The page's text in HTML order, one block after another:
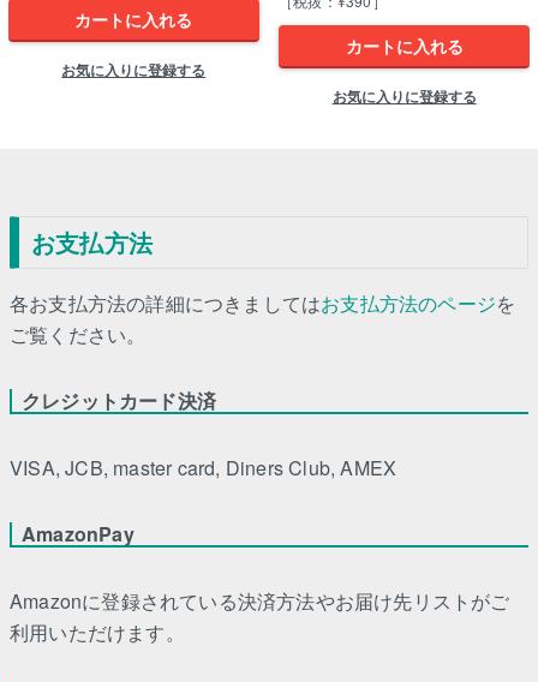
カートに入れる
お気に入りに登録する
カートに入れる
お気に入りに登録する
お支払方法
各お支払方法の詳細につきましてはお支払方法のページを
ご覧ください。
クレジットカード決済
VISA, JCB, master card, Diners Club, AMEX
AmazonPay
Amazonに登録されている決済方法やお届け先リストがご
利用いただけます。